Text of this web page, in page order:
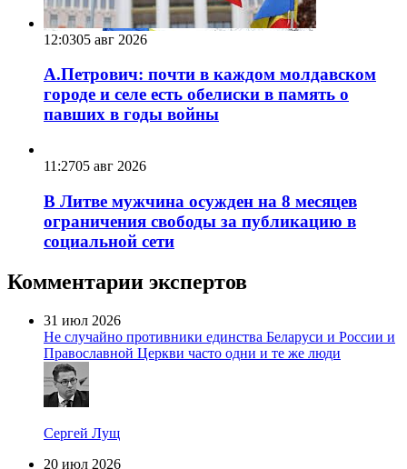
12:0305 авг 2026
А.Петрович: почти в каждом молдавском
городе и селе есть обелиски в память о
павших в годы войны
11:2705 авг 2026
В Литве мужчина осужден на 8 месяцев
ограничения свободы за публикацию в
социальной сети
Комментарии экспертов
31 июл 2026
Не случайно противники единства Беларуси и России и
Православной Церкви часто одни и те же люди
Сергей Лущ
20 июл 2026